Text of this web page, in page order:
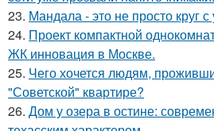
23. Мандала - это не просто круг
24. Проект компактной
ЖК инновация в Москве.
25. Чего хочется людям,
"Советской" квартире?
26. Дом у озера в остине: